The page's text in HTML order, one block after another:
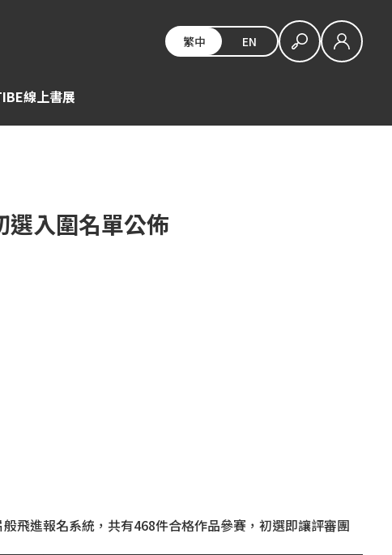
繁中 EN
線上書展
選入圍名單公佈
飛進報名系統，共有468件合格作品參賽，初選即讓評審團